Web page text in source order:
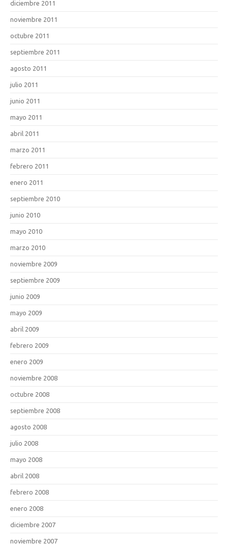
diciembre 2011
noviembre 2011
octubre 2011
septiembre 2011
agosto 2011
julio 2011
junio 2011
mayo 2011
abril 2011
marzo 2011
febrero 2011
enero 2011
septiembre 2010
junio 2010
mayo 2010
marzo 2010
noviembre 2009
septiembre 2009
junio 2009
mayo 2009
abril 2009
febrero 2009
enero 2009
noviembre 2008
octubre 2008
septiembre 2008
agosto 2008
julio 2008
mayo 2008
abril 2008
febrero 2008
enero 2008
diciembre 2007
noviembre 2007